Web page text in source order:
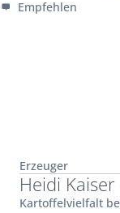
Empfehlen
Erzeuger
Heidi
Kartoffelvielfalt